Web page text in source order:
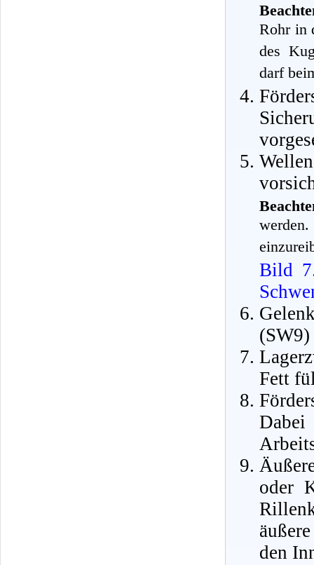
Rohr in
des
darf
Bild
(SW9)
Fett
oder
den